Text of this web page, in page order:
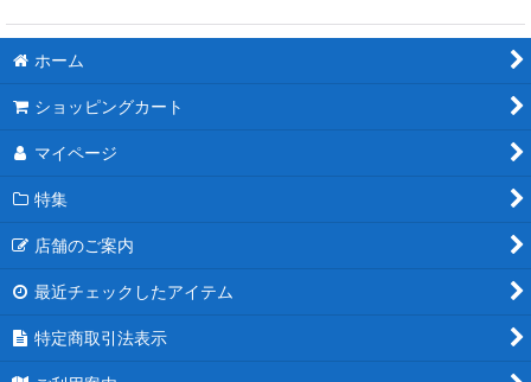
ホーム
ショッピングカート
マイページ
特集
店舗のご案内
最近チェックしたアイテム
特定商取引法表示